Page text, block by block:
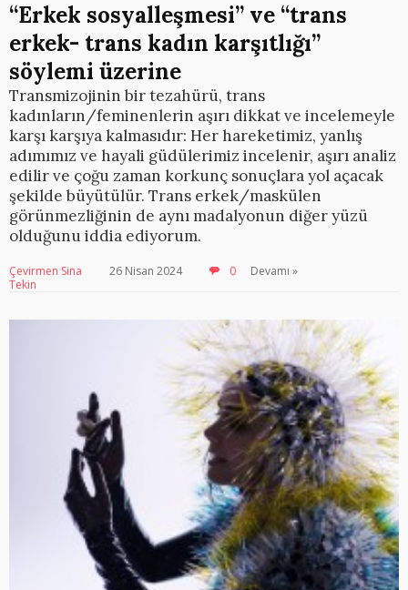
“Erkek sosyalleşmesi” ve “trans
erkek- trans kadın karşıtlığı”
söylemi üzerine
Transmizojinin bir tezahürü, trans
kadınların/feminenlerin aşırı dikkat ve incelemeyle
karşı karşıya kalmasıdır: Her hareketimiz, yanlış
adımımız ve hayali güdülerimiz incelenir, aşırı analiz
edilir ve çoğu zaman korkunç sonuçlara yol açacak
şekilde büyütülür. Trans erkek/maskülen
görünmezliğinin de aynı madalyonun diğer yüzü
olduğunu iddia ediyorum.
Çevirmen Sina
Tekin
26 Nisan 2024 0 Devamı »